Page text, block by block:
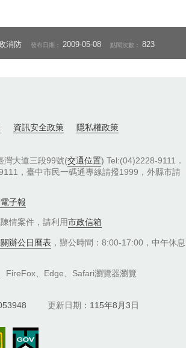
消防 發布日期： 2009-05-08 點閱次數：823
資訊安全政策 隱私權政策
灣大道三段99號(交通位置) Tel:(04)2228-9111．
，臺中市民一碼通專線請撥1999，外縣市請
子報
情案件，請利用市政信箱
辦公日曆表 ，辦公時間：8:00-17:00，中午休息
FireFox、Edge、Safari瀏覽器瀏覽
更新日期 115年8月3日